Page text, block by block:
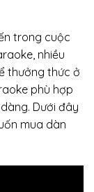
trong cuộc
nhiều
thưởng thức ở
phù hợp
Dưới đây
mua dàn